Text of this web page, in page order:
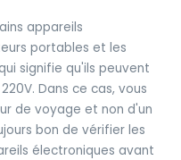
appareils
portables et les
signifie qu'ils peuvent
Dans ce cas, vous
de voyage et non d'un
bon de vérifier les
électroniques avant